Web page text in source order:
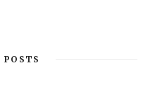
POSTS